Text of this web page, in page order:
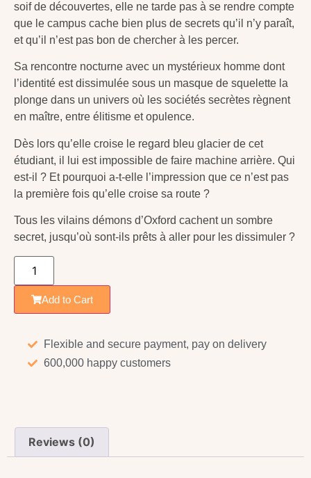
soif de découvertes, elle ne tarde pas à se rendre compte
que le campus cache bien plus de secrets qu’il n’y paraît,
et qu’il n’est pas bon de chercher à les percer.
Sa rencontre nocturne avec un mystérieux homme dont
l’identité est dissimulée sous un masque de squelette la
plonge dans un univers où les sociétés secrètes règnent
en maître, entre élitisme et opulence.
Dès lors qu’elle croise le regard bleu glacier de cet
étudiant, il lui est impossible de faire machine arrière. Qui
est-il ? Et pourquoi a-t-elle l’impression que ce n’est pas
la première fois qu’elle croise sa route ?
Tous les vilains démons d’Oxford cachent un sombre
secret, jusqu’où sont-ils prêts à aller pour les dissimuler ?
Add to Cart
Flexible and secure payment, pay on delivery
600,000 happy customers
Reviews (0)